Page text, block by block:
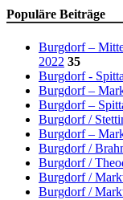
Populäre Beiträge
Burgdorf –
2022 35
Burgdorf -
Burgdorf –
Burgdorf –
Burgdorf /
Burgdorf –
Burgdorf /
Burgdorf /
Burgdorf /
Burgdorf /